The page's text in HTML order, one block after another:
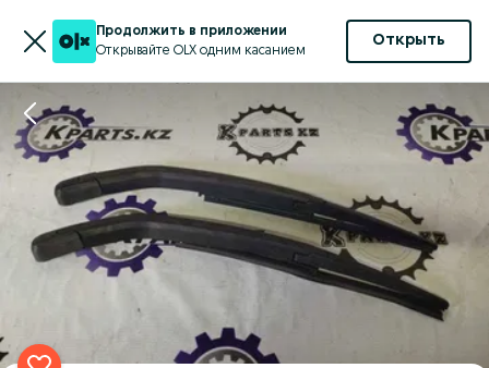
Продолжить в приложении
Открывайте OLX одним касанием
Открыть